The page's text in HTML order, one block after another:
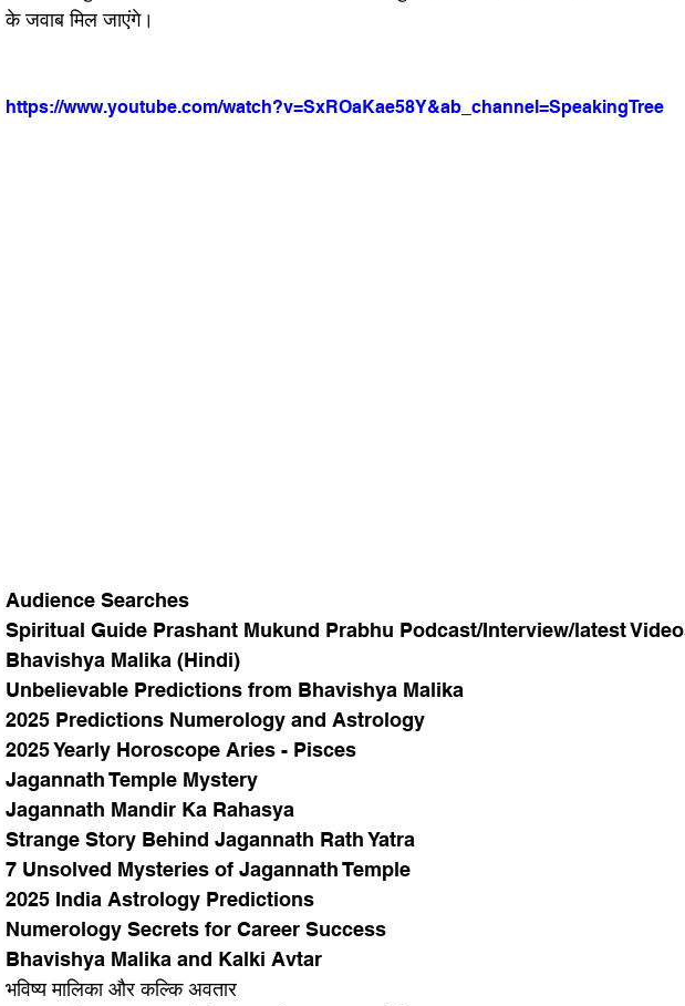
के जवाब मिल जाएंगे।
https://www.youtube.com/watch?v=SxROaKae58Y&ab_channel=SpeakingTree
Audience Searches
Spiritual Guide Prashant Mukund Prabhu Podcast/Interview/latest
Bhavishya Malika (Hindi)
Unbelievable Predictions from Bhavishya Malika
2025 Predictions Numerology and Astrology
2025 Yearly Horoscope Aries - Pisces
Jagannath Temple Mystery
Jagannath Mandir Ka Rahasya
Strange Story Behind Jagannath Rath Yatra
7 Unsolved Mysteries of Jagannath Temple
2025 India Astrology Predictions
Numerology Secrets for Career Success
Bhavishya Malika and Kalki Avtar
भविष्य मालिका और कल्कि अवतार